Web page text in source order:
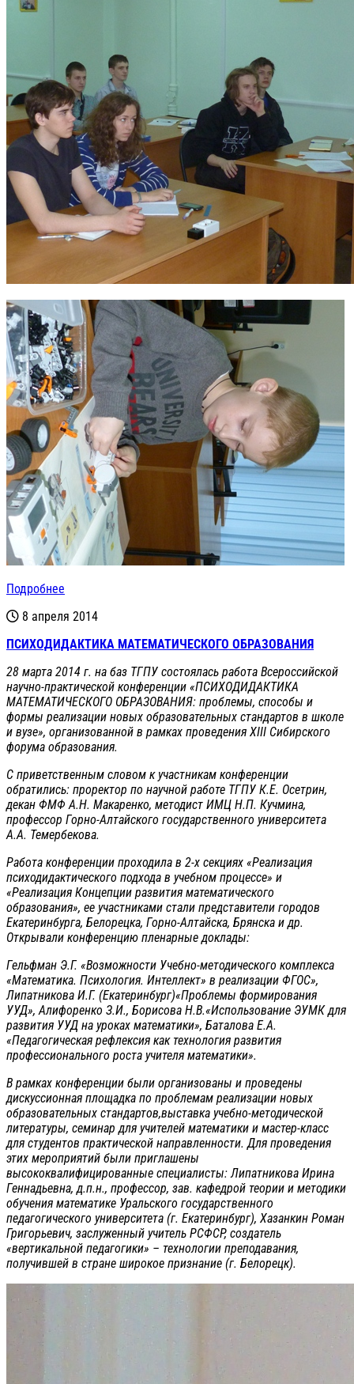
Подробнее
8 апреля 2014
ПСИХОДИДАКТИКА МАТЕМАТИЧЕСКОГО ОБРАЗОВАНИЯ
28 марта 2014 г. на баз ТГПУ состоялась работа Всероссийской
научно-практической конференции «ПСИХОДИДАКТИКА
МАТЕМАТИЧЕСКОГО ОБРАЗОВАНИЯ: проблемы, способы и
формы реализации новых образовательных стандартов в школе
и вузе», организованной в рамках проведения XIII Сибирского
форума образования.
С приветственным словом к участникам конференции
обратились: проректор по научной работе ТГПУ К.Е. Осетрин,
декан ФМФ А.Н. Макаренко, методист ИМЦ Н.П. Кучмина,
профессор Горно-Алтайского государственного университета
А.А. Темербекова.
Работа конференции проходила в 2-х секциях «Реализация
психодидактического подхода в учебном процессе» и
«Реализация Концепции развития математического
образования», ее участниками стали представители городов
Екатеринбурга, Белорецка, Горно-Алтайска, Брянска и др.
Открывали конференцию пленарные доклады:
Гельфман Э.Г. «Возможности Учебно-методического комплекса
«Математика. Психология. Интеллект» в реализации ФГОС»,
Липатникова И.Г. (Екатеринбург)«Проблемы формирования
УУД»,Алифоренко З.И., Борисова Н.В.«Использование ЭУМК для
развития УУД на уроках математики», Баталова Е.А.
«Педагогическая рефлексия как технология развития
профессионального роста учителя математики».
В рамках конференции были организованы и проведены
дискуссионная площадка по проблемам реализации новых
образовательных стандартов,выставка учебно-методической
литературы, семинар для учителей математики и мастер-класс
для студентов практической направленности. Для проведения
этих мероприятий были приглашены
высококвалифицированные специалисты: Липатникова Ирина
Геннадьевна, д.п.н., профессор, зав. кафедрой теории и методики
обучения математике Уральского государственного
педагогического университета (г. Екатеринбург), Хазанкин Роман
Григорьевич, заслуженный учитель РСФСР, создатель
«вертикальной педагогики» – технологии преподавания,
получившей в стране широкое признание (г. Белорецк).